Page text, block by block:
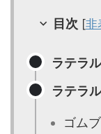
目次 [非
ラテラ
ラテラ
ゴム